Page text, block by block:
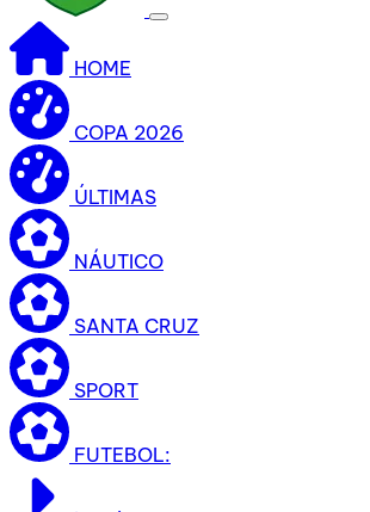
HOME
COPA 2026
ÚLTIMAS
NÁUTICO
SANTA CRUZ
SPORT
FUTEBOL: